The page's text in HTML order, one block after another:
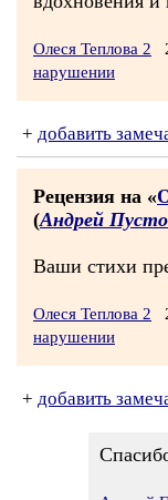
Олеся Теплова 2
нарушении
+ добавить
Рецензия на «
(Андрей
Ваши стихи
Олеся Теплова 2
нарушении
+ добавить